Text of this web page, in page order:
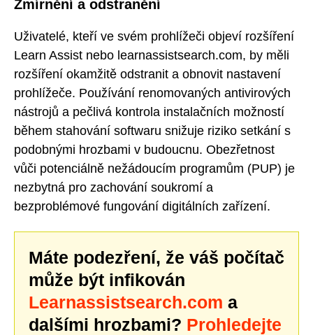
Zmírnění a odstranění
Uživatelé, kteří ve svém prohlížeči objeví rozšíření
Learn Assist nebo learnassistsearch.com, by měli
rozšíření okamžitě odstranit a obnovit nastavení
prohlížeče. Používání renomovaných antivirových
nástrojů a pečlivá kontrola instalačních možností
během stahování softwaru snižuje riziko setkání s
podobnými hrozbami v budoucnu. Obezřetnost
vůči potenciálně nežádoucím programům (PUP) je
nezbytná pro zachování soukromí a
bezproblémové fungování digitálních zařízení.
Máte podezření, že váš počítač
může být infikován
Learnassistsearch.com a
dalšími hrozbami? Prohledejte